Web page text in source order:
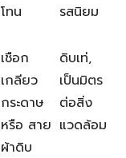
โทน
รสนิยม
เชือก
เกลียว
กระดาษ
หรือ สาย
ผ้าดิบ
ดิบเท่,
เป็นมิตร
ต่อสิ่ง
แวดล้อม